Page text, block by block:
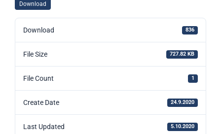
Download
Download 836
File Size 727.82 KB
File Count 1
Create Date 24.9.2020
Last Updated 5.10.2020